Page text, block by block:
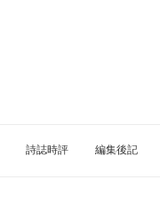
詩誌時評 編集後記